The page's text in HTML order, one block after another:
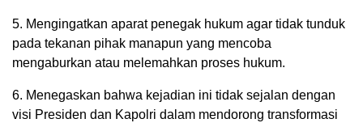
5. Mengingatkan aparat penegak hukum agar tidak tunduk
pada tekanan pihak manapun yang mencoba
mengaburkan atau melemahkan proses hukum.
6. Menegaskan bahwa kejadian ini tidak sejalan dengan
visi Presiden dan Kapolri dalam mendorong transformasi